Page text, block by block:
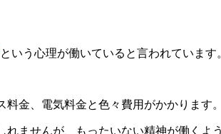
という心理が働いていると言われています
金、電気料金と色々費用がかかります。
ませんが、もったいない精神が働くよう